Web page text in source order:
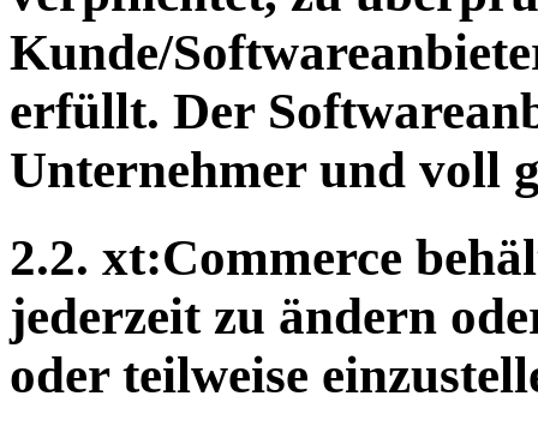
Kunde/
erfüllt. Der
Unternehmer und voll
2.2. xt:Commerce
jederzeit zu ändern
oder teilweise